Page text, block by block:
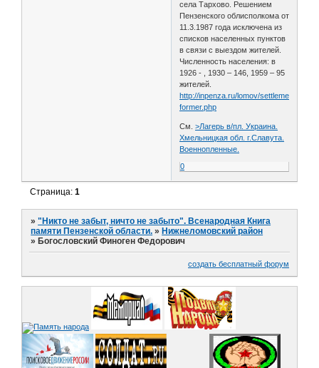
села Тархово. Решением
Пензенского облисполкома от
11.3.1987 года исключена из
списков населенных пунктов
в связи с выездом жителей.
Численность населения: в
1926 - , 1930 – 146, 1959 – 95
жителей.
http://inpenza.ru/lomov/settlements-
former.php
См.>Лагерь в/пл. Украина.
Хмельницкая обл. г.Славута.
Военнопленные.
0
Страница:1
»"Никто не забыт, ничто не забыто". Всенародная Книга
памяти Пензенской области. » Нижнеломовский район
» Богословский Финоген Федорович
создать бесплатный форум